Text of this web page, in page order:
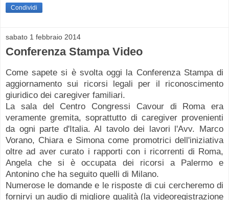
Condividi
sabato 1 febbraio 2014
Conferenza Stampa Video
Come sapete si è svolta oggi la Conferenza Stampa di
aggiornamento sui ricorsi legali per il riconoscimento
giuridico dei caregiver familiari.
La sala del Centro Congressi Cavour di Roma era
veramente gremita, soprattutto di caregiver provenienti
da ogni parte d'Italia. Al tavolo dei lavori l'Avv. Marco
Vorano, Chiara e Simona come promotrici dell'iniziativa
oltre ad aver curato i rapporti con i ricorrenti di Roma,
Angela che si è occupata dei ricorsi a Palermo e
Antonino che ha seguito quelli di Milano.
Numerose le domande e le risposte di cui cercheremo di
fornirvi un audio di migliore qualità (la videoregistrazione